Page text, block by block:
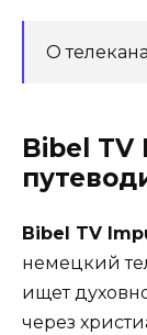
О
Bibel
Bibel TV
немецкий
ищет
через